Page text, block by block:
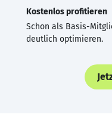
Kostenlos profitieren
Schon als Basis-
deutlich optimieren.